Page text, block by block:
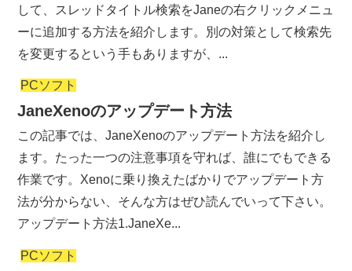
して、スレッドタイトル検索をJaneの右クリックメニュ
ーに追加する方法を紹介します。別の対策として検索先
を変更するという手もありますが、...
PCソフト
JaneXenoのアップデート方法
この記事では、JaneXenoのアップデート方法を紹介し
ます。たった一つの注意事項を守れば、誰にでもできる
作業です。Xenoに乗り換えたばかりでアップデート方
法が分からない、そんな方はぜひ読んでいって下さい。
アップデート方法1.JaneXe...
PCソフト